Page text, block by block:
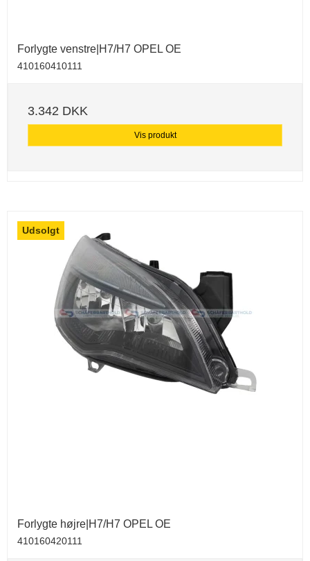
Forlygte venstre|H7/H7 OPEL OE
410160410111
3.342 DKK
Vis produkt
Udsolgt
Forlygte højre|H7/H7 OPEL OE
410160420111